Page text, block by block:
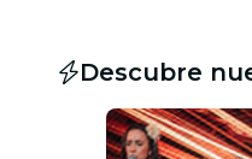
Descubre